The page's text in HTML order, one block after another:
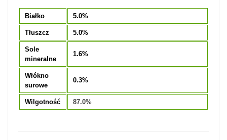
Białko 5.0%
Tłuszcz 5.0%
Sole
mineralne
1.6%
Włókno
surowe
0.3%
Wilgotność 87.0%